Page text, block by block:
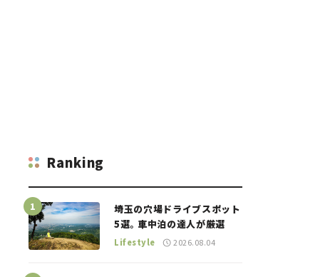
Ranking
埼玉の穴場ドライブスポット
5選。車中泊の達人が厳選
Lifestyle 2026.08.04